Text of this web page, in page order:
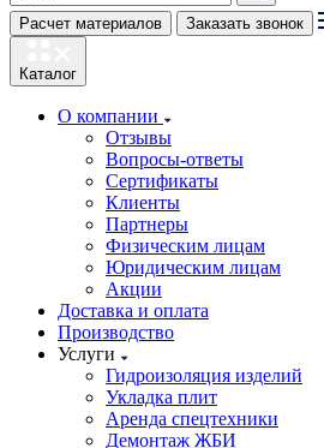
Расчет материалов Заказать звонок
Каталог
О компании
Отзывы
Вопросы-ответы
Сертификаты
Клиенты
Партнеры
Физическим лицам
Юридическим лицам
Акции
Доставка и оплата
Производство
Услуги
Гидроизоляция изделий
Укладка плит
Аренда спецтехники
Демонтаж ЖБИ